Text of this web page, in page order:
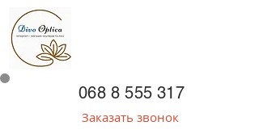
068 8 555 317
Заказать звонок